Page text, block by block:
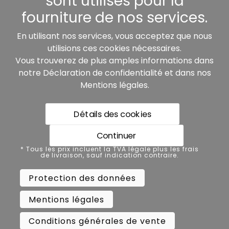
Nos partenaires:
* Tous les prix incluent la TVA légale plus les frais de
livraison, sauf indication contraire.
Protection des données
Mentions légales
Conditions générales de vente
Accessibilité
Résilier le contrat
fourniture de nos services.
En utilisant nos services, vous acceptez que nous
utilisions ces cookies nécessaires.
Vous trouverez de plus amples informations dans
notre Déclaration de confidentialité et dans nos
Mentions légales.
Détails des cookies
Continuer
* Tous les prix incluent la TVA légale plus les frais
de livraison, sauf indication contraire.
Protection des données
Mentions légales
Conditions générales de vente